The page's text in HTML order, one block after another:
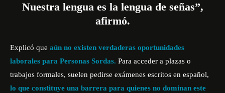
Nuestra lengua es la lengua de señas”,
afirmó.
Explicó que aún no existen verdaderas oportunidades
laborales para Personas Sordas. Para acceder a plazas o
trabajos formales, suelen pedirse exámenes escritos en español,
lo que constituye una barrera para quienes no dominan este